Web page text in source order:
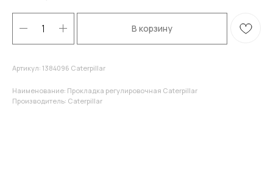
В корзину
Артикул: 1384096 Caterpillar
Наименование: Прокладка регулировочная Caterpillar
Производитель: Caterpillar